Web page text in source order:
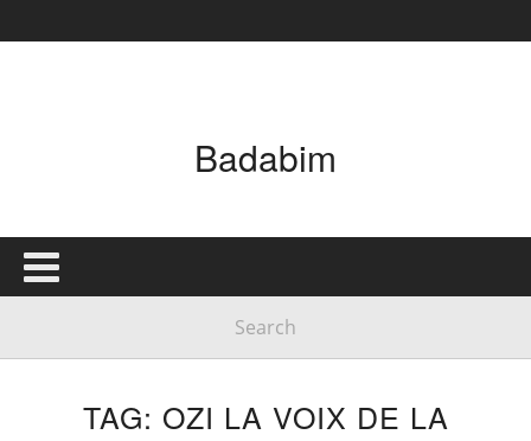
Badabim
TAG: OZI LA VOIX DE LA